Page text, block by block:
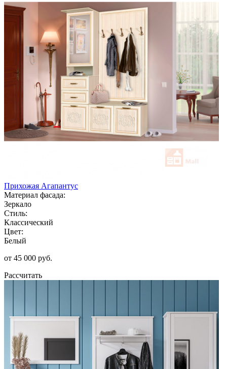
Прихожая Агапантус
Материал фасада:
Зеркало
Стиль:
Классический
Цвет:
Белый
от 45 000 руб.
Рассчитать